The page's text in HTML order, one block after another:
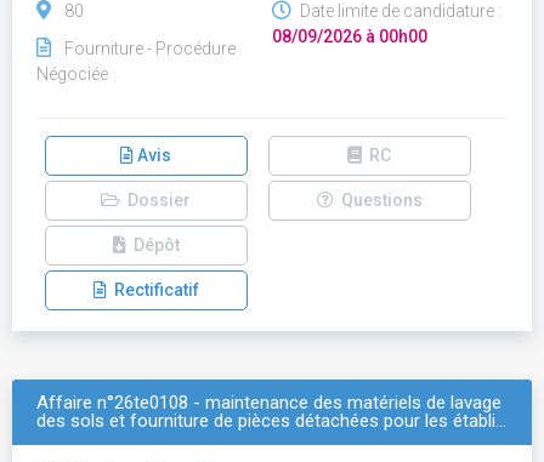
80
Fourniture - Procédure
Négociée
Date limite de candidature :
08/09/2026 à 00h00
Avis RC
Dossier Questions
Dépôt
Rectificatif
Affaire n°26te0108 - maintenance des matériels de lavage
des sols et fourniture de pièces détachées pour les établi…